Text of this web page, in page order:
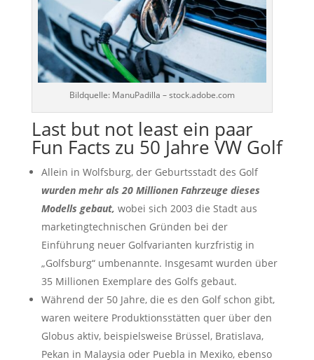
Bildquelle: ManuPadilla – stock.adobe.com
Last but not least ein paar
Fun Facts zu 50 Jahre VW Golf
Allein in Wolfsburg, der Geburtsstadt des Golf
wurden mehr als 20 Millionen Fahrzeuge dieses
Modells gebaut, wobei sich 2003 die Stadt aus
marketingtechnischen Gründen bei der
Einführung neuer Golfvarianten kurzfristig in
„Golfsburg“ umbenannte. Insgesamt wurden über
35 Millionen Exemplare des Golfs gebaut.
Während der 50 Jahre, die es den Golf schon gibt,
waren weitere Produktionsstätten quer über den
Globus aktiv, beispielsweise Brüssel, Bratislava,
Pekan in Malaysia oder Puebla in Mexiko, ebenso